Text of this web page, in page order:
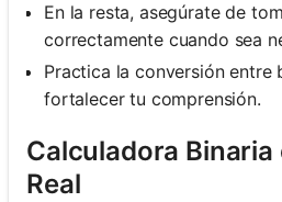
En la resta, asegúrate de
correctamente cuando sea
Practica la conversión entre
fortalecer tu comprensión.
Calculadora Binaria
Real